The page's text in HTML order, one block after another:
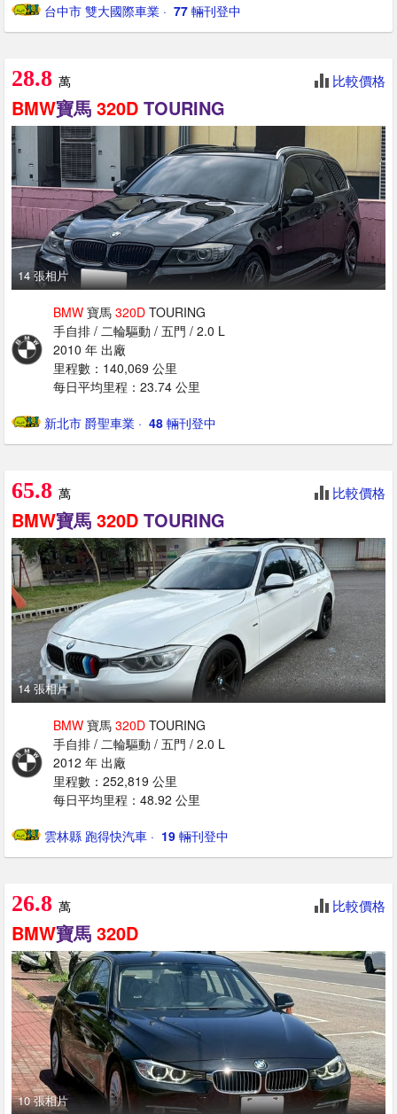
台中市 雙大國際車業 · ‎ 77 輛刊登中
28.8 萬 比較價格
BMW寶馬 320D TOURING
14 張相片
BMW 寶馬 320D TOURING
手自排 / 二輪驅動 / 五門 / 2.0 L
2010 年 出廠
里程數：140,069 公里
每日平均里程：23.74 公里
新北市 爵聖車業 · ‎ 48 輛刊登中
65.8 萬 比較價格
BMW寶馬 320D TOURING
14 張相片
BMW 寶馬 320D TOURING
手自排 / 二輪驅動 / 五門 / 2.0 L
2012 年 出廠
里程數：252,819 公里
每日平均里程：48.92 公里
雲林縣 跑得快汽車 · ‎ 19 輛刊登中
26.8 萬 比較價格
BMW寶馬 320D
10 張相片